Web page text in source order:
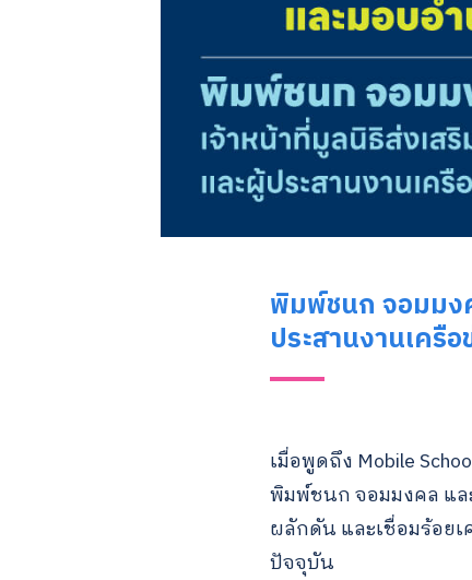
พิมพ์ชนก จอมมง
ประสานงานเครื
เมื่อพูดถึง Mobile
พิมพ์ชนก จอมมงคล และ
ผลักดัน และเชื่อมร้อยเ
ปัจจุบัน